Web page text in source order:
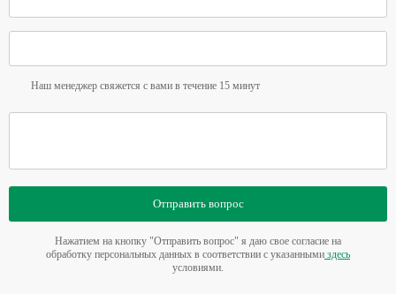
Наш менеджер свяжется с вами в течение 15 минут
Отправить вопрос
Нажатием на кнопку "Отправить вопрос" я даю свое согласие на
обработку персональных данных в соответствии с указанными здесь
условиями.